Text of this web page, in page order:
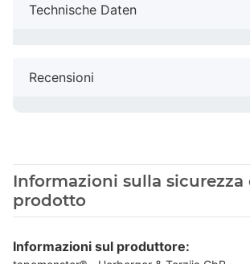
Technische Daten
Recensioni
Informazioni sulla sicurezza
prodotto
Informazioni sul produttore: